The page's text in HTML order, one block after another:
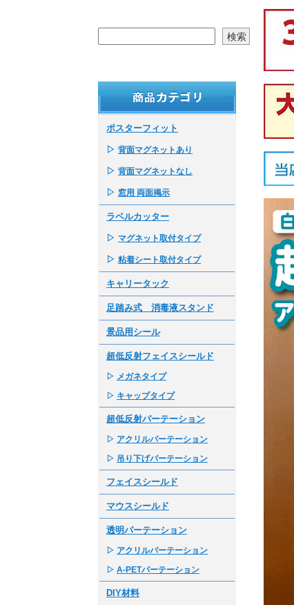
ポスターフィット
▷ 背面マグネットあり
▷ 背面マグネットなし
▷ 窓用 両面掲示
ラベルカッター
▷ マグネット取付タイプ
▷ 粘着シート取付タイプ
キャリータック
足踏み式 消毒液スタンド
景品用シール
超低反射フェイスシールド
▷ メガネタイプ
▷ キャップタイプ
超低反射パーテーション
▷ アクリルパーテーション
▷ 吊り下げパーテーション
フェイスシールド
マウスシールド
透明パーテーション
▷ アクリルパーテーション
▷ A-PETパーテーション
DIY材料